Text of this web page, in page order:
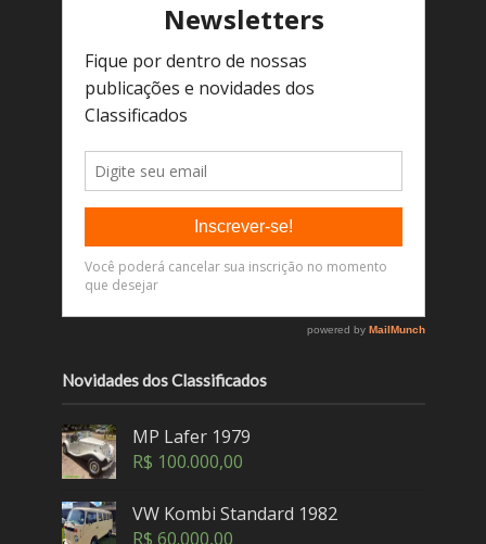
Novidades dos Classificados
MP Lafer 1979
R$ 100.000,00
VW Kombi Standard 1982
R$ 60.000,00